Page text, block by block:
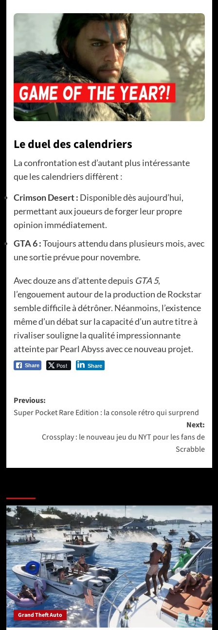
Le duel des calendriers
La confrontation est d’autant plus intéressante
que les calendriers diffèrent :
Crimson Desert : Disponible dès aujourd’hui,
permettant aux joueurs de forger leur propre
opinion immédiatement.
GTA 6 :Toujours attendu dans plusieurs mois, avec
une sortie prévue pour novembre.
Avec douze ans d’attente depuis GTA 5,
l’engouement autour de la production de Rockstar
semble difficile à détrôner. Néanmoins, l’existence
même d’un débat sur la capacité d’un autre titre à
rivaliser souligne la qualité impressionnante
atteinte par Pearl Abyss avec ce nouveau projet.
Share Post Share
Post
navigation
Previous:
Super Pocket Rare Edition : la console rétro qui surprend
Next:
Crossplay : le nouveau jeu du NYT pour les fans de
Scrabble
Grand Theft Auto